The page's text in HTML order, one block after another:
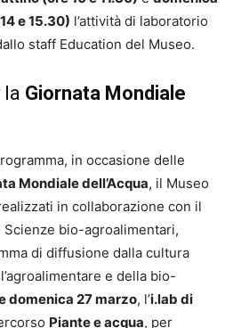
e 15.30) l’attività di laboratorio
staff Education del Museo.
la Giornata Mondiale
in occasione delle
Mondiale dell’Acqua, il Museo
in collaborazione con il
Scienze bio-agroalimentari,
di diffusione dalla cultura
e della bio-
domenica 27 marzo, l’i.lab di
Piante e acqua, per